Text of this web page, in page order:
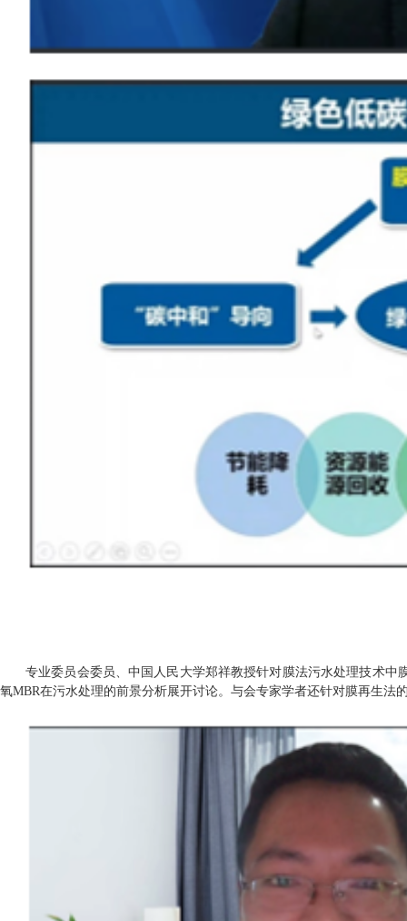
专业委员会委员、中国人民大学郑祥教授针对膜法污水处理技术
氧MBR在污水处理的前景分析展开讨论。与会专家学者还针对膜再生法